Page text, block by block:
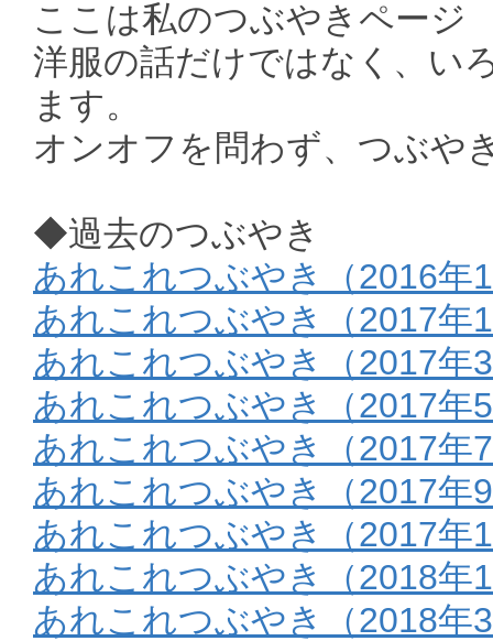
ここは私のつぶやきページ
洋服の話だけではなく、い
ます。
オンオフを問わず、つぶや
◆過去のつぶやき
あれこれつぶやき（2016年
あれこれつぶやき（2017年
あれこれつぶやき（2017年
あれこれつぶやき（2017年
あれこれつぶやき（2017年
あれこれつぶやき（2017年
あれこれつぶやき（2017年
あれこれつぶやき（2018年
あれこれつぶやき（2018年